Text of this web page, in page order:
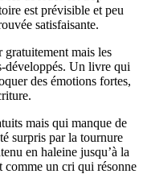
est prévisible et peu
satisfaisante.
mais les
développés. Un livre qui
des émotions fortes,
mais qui manque de
surpris par la tournure
en haleine jusqu’à la
comme un cri qui résonne